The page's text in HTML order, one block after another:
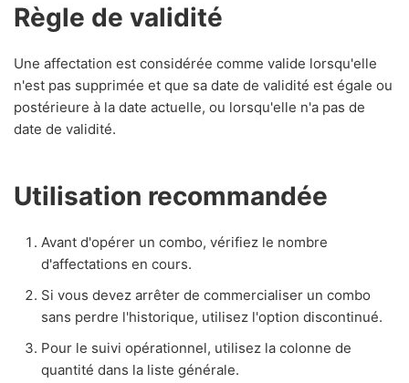
Règle de validité
Une affectation est considérée comme valide lorsqu'elle
n'est pas supprimée et que sa date de validité est égale ou
postérieure à la date actuelle, ou lorsqu'elle n'a pas de
date de validité.
Utilisation recommandée
Avant d'opérer un combo, vérifiez le nombre
d'affectations en cours.
Si vous devez arrêter de commercialiser un combo
sans perdre l'historique, utilisez l'option discontinué.
Pour le suivi opérationnel, utilisez la colonne de
quantité dans la liste générale.